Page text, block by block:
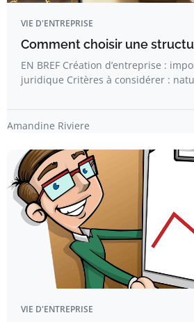
VIE D'ENTREPRISE
Comment choisir une
EN BREF Création d’entreprise :
juridique Critères à considérer :
Amandine Riviere
VIE D'ENTREPRISE